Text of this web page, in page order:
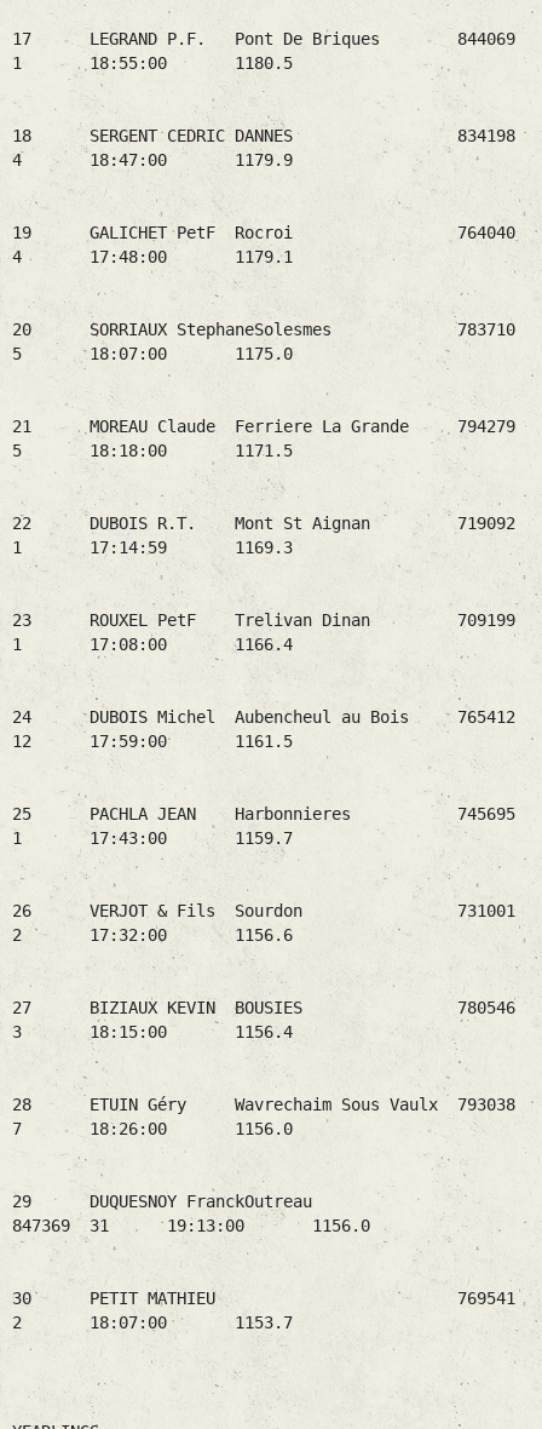
17 LEGRAND P.F. Pont De Briques 844069
1 18:55:00 1180.5
18 SERGENT CEDRIC DANNES 834198
4 18:47:00 1179.9
19 GALICHET PetF Rocroi 764040
4 17:48:00 1179.1
20 SORRIAUX StephaneSolesmes 783710
5 18:07:00 1175.0
21 MOREAU Claude Ferriere La Grande 794279
5 18:18:00 1171.5
22 DUBOIS R.T. Mont St Aignan 719092
1 17:14:59 1169.3
23 ROUXEL PetF Trelivan Dinan 709199
1 17:08:00 1166.4
24 DUBOIS Michel Aubencheul au Bois 765412
12 17:59:00 1161.5
25 PACHLA JEAN Harbonnieres 745695
1 17:43:00 1159.7
26 VERJOT & Fils Sourdon 731001
2 17:32:00 1156.6
27 BIZIAUX KEVIN BOUSIES 780546
3 18:15:00 1156.4
28 ETUIN Géry Wavrechaim Sous Vaulx 793038
7 18:26:00 1156.0
29 DUQUESNOY FranckOutreau
847369 31 19:13:00 1156.0
30 PETIT MATHIEU 769541
2 18:07:00 1153.7